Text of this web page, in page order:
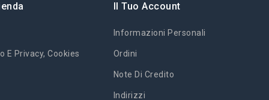
E Privacy, Cookies
Il Tuo Account
Informazioni Personali
Ordini
Note Di Credito
Indirizzi